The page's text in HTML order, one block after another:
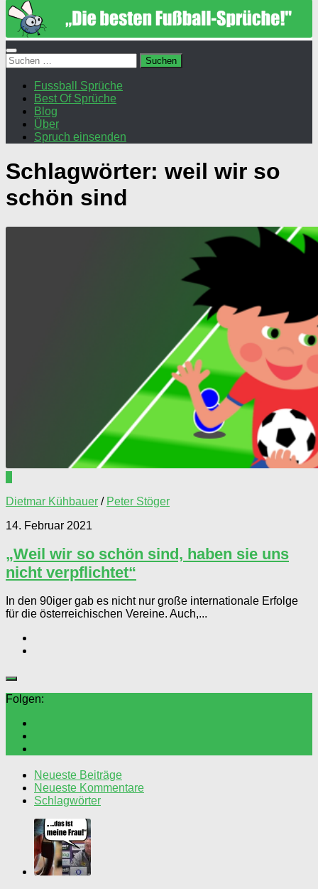
Suchen
nach:
Fussball Sprüche
Best Of Sprüche
Blog
Über
Spruch einsenden
Schlagwörter: weil wir so
schön sind
Dietmar Kühbauer / Peter Stöger
14. Februar 2021
„Weil wir so schön sind, haben sie uns
nicht verpflichtet“
In den 90iger gab es nicht nur große internationale Erfolge
für die österreichischen Vereine. Auch,...
Folgen:
Neueste Beiträge
Neueste Kommentare
Schlagwörter